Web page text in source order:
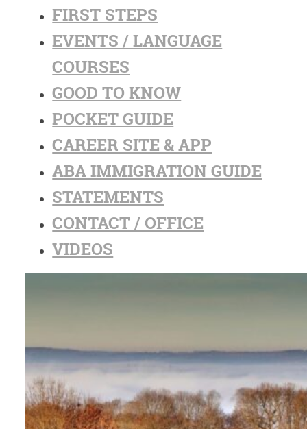
FIRST STEPS
EVENTS / LANGUAGE
COURSES
GOOD TO KNOW
POCKET GUIDE
CAREER SITE & APP
ABA IMMIGRATION GUIDE
STATEMENTS
CONTACT / OFFICE
VIDEOS